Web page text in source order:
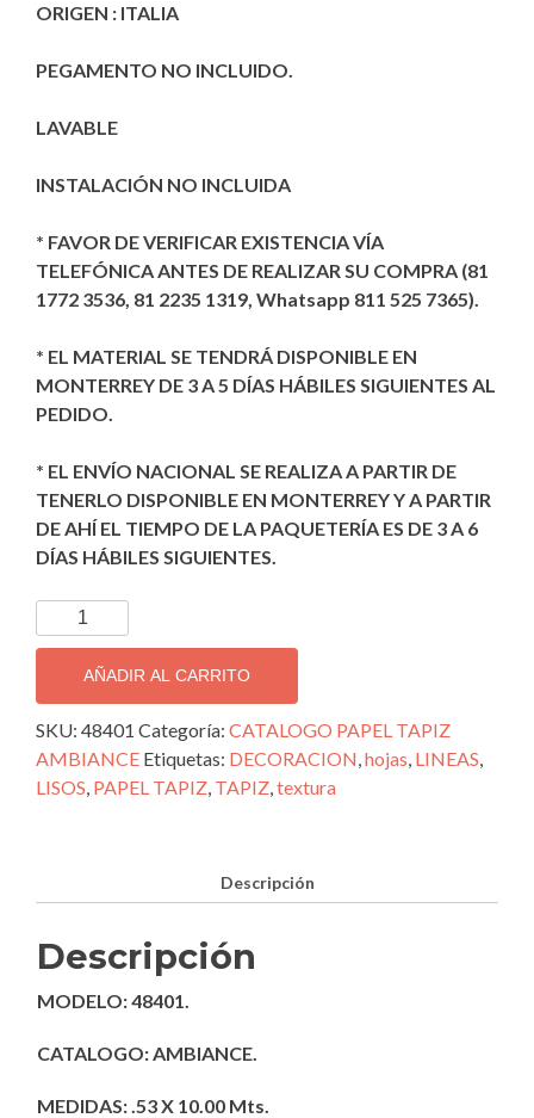
ORIGEN : ITALIA
PEGAMENTO NO INCLUIDO.
LAVABLE
INSTALACIÓN NO INCLUIDA
* FAVOR DE VERIFICAR EXISTENCIA VÍA
TELEFÓNICA ANTES DE REALIZAR SU COMPRA (81
1772 3536, 81 2235 1319, Whatsapp 811 525 7365).
* EL MATERIAL SE TENDRÁ DISPONIBLE EN
MONTERREY DE 3 A 5 DÍAS HÁBILES SIGUIENTES AL
PEDIDO.
* EL ENVÍO NACIONAL SE REALIZA A PARTIR DE
TENERLO DISPONIBLE EN MONTERREY Y A PARTIR
DE AHÍ EL TIEMPO DE LA PAQUETERÍA ES DE 3 A 6
DÍAS HÁBILES SIGUIENTES.
TAPIZ
DECORATIVO
IMPORTADO
AMBIANCE;
48401
cantidad
AÑADIR AL CARRITO
SKU: 48401 Categoría: CATALOGO PAPEL TAPIZ
AMBIANCE Etiquetas: DECORACION,hojas, LINEAS,
LISOS, PAPEL TAPIZ, TAPIZ,textura
Descripción
Descripción
MODELO: 48401.
CATALOGO: AMBIANCE.
MEDIDAS: .53 X 10.00 Mts.